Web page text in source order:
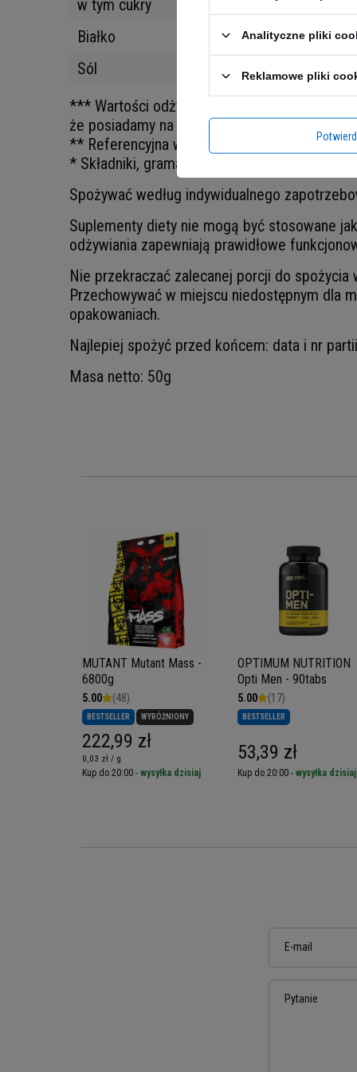
w tym cukry
Białko
Sól
*** Wartości odżywcze podane w tabeli
że posiadamy na stanie kilka partii produktu.
** Referencyjna wartość spożycia dla
* Składniki, gramatura oraz wartości
Spożywać według indywidualnego
Suplementy diety nie mogą być stosowane
odżywiania zapewniają prawidłowe
Nie przekraczać zalecanej porcji do
Przechowywać w miejscu niedostępnym dla
opakowaniach.
Najlepiej spożyć przed końcem: data i nr
Masa netto: 50g
MUTANT Mutant Mass -
6800g
5.00 (48)
BESTSELLER WYRÓŻNIONY
222,99 zł
0,03 zł / g
Kup do 20:00 - wysyłka dzisiaj
OPTIMUM NUTRITION
Opti Men - 90tabs
5.00 (17)
BESTSELLER
53,39 zł
Kup do 20:00 - wysyłka dzisiaj
E-mail
Pytanie
Analityczne pliki
Reklamowe pliki